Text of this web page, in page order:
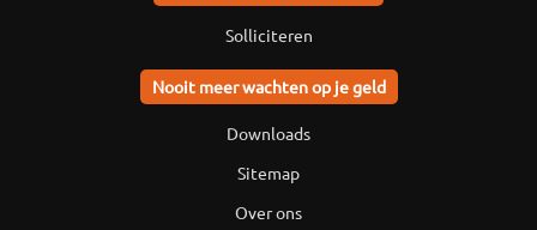
Solliciteren
Nooit meer wachten op je geld
Downloads
Sitemap
Over ons